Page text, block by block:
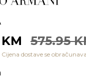
575.95
dostave se